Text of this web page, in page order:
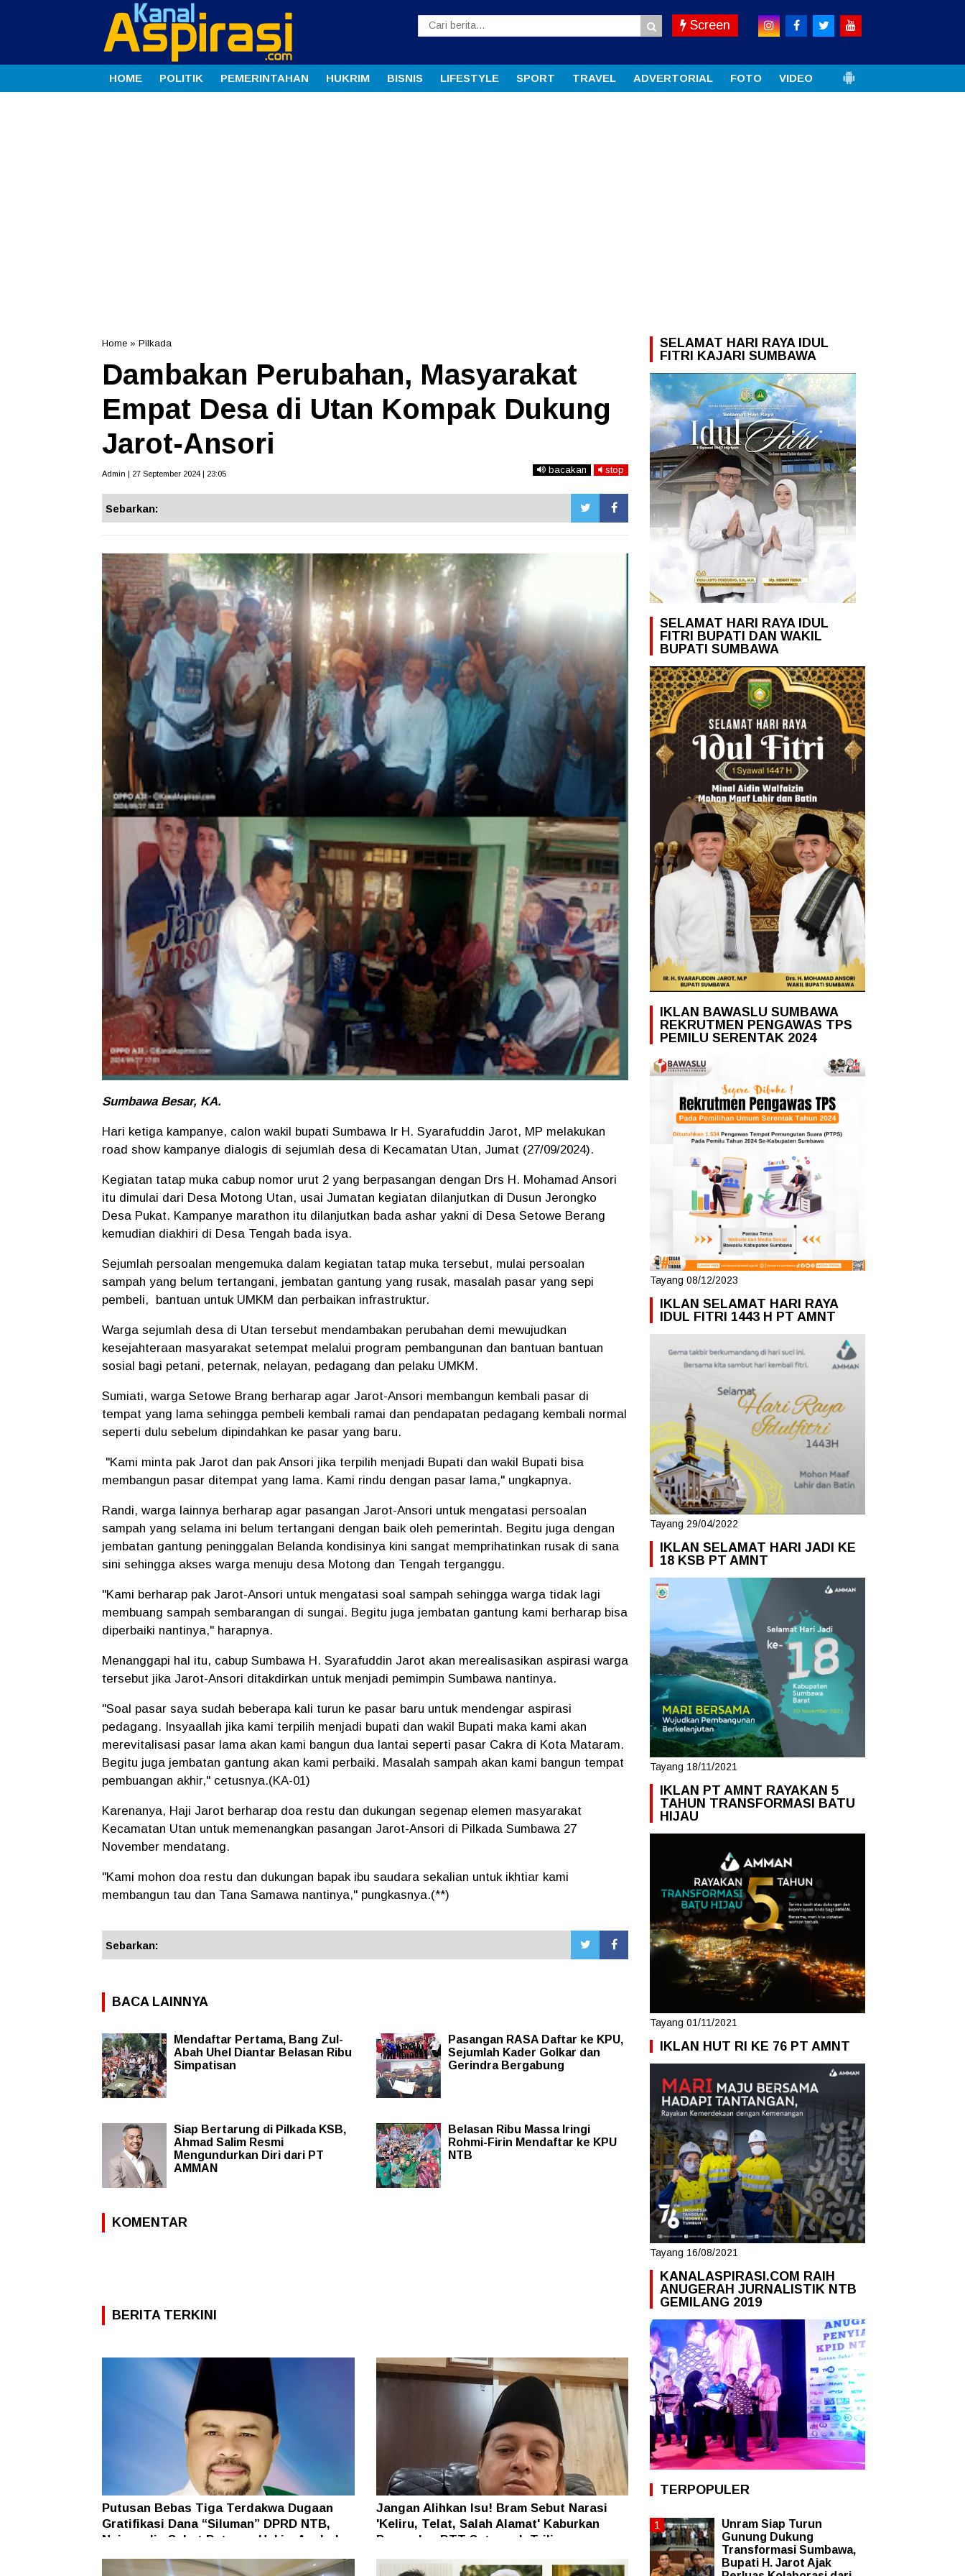
Screen
HOME POLITIK PEMERINTAHAN HUKRIM BISNIS LIFESTYLE SPORT TRAVEL ADVERTORIAL FOTO VIDEO
Home » Pilkada
Dambakan Perubahan, Masyarakat
Empat Desa di Utan Kompak Dukung
Jarot-Ansori
Admin | 27 September 2024 | 23:05 bacakan stop
Sebarkan:
Sumbawa Besar, KA.
Hari ketiga kampanye, calon wakil bupati Sumbawa Ir H. Syarafuddin Jarot, MP melakukan
road show kampanye dialogis di sejumlah desa di Kecamatan Utan, Jumat (27/09/2024).
Kegiatan tatap muka cabup nomor urut 2 yang berpasangan dengan Drs H. Mohamad Ansori
itu dimulai dari Desa Motong Utan, usai Jumatan kegiatan dilanjutkan di Dusun Jerongko
Desa Pukat. Kampanye marathon itu dilanjutkan bada ashar yakni di Desa Setowe Berang
kemudian diakhiri di Desa Tengah bada isya.
Sejumlah persoalan mengemuka dalam kegiatan tatap muka tersebut, mulai persoalan
sampah yang belum tertangani, jembatan gantung yang rusak, masalah pasar yang sepi
pembeli, bantuan untuk UMKM dan perbaikan infrastruktur.
Warga sejumlah desa di Utan tersebut mendambakan perubahan demi mewujudkan
kesejahteraan masyarakat setempat melalui program pembangunan dan bantuan bantuan
sosial bagi petani, peternak, nelayan, pedagang dan pelaku UMKM.
Sumiati, warga Setowe Brang berharap agar Jarot-Ansori membangun kembali pasar di
tempat yang lama sehingga pembeli kembali ramai dan pendapatan pedagang kembali normal
seperti dulu sebelum dipindahkan ke pasar yang baru.
"Kami minta pak Jarot dan pak Ansori jika terpilih menjadi Bupati dan wakil Bupati bisa
membangun pasar ditempat yang lama. Kami rindu dengan pasar lama," ungkapnya.
Randi, warga lainnya berharap agar pasangan Jarot-Ansori untuk mengatasi persoalan
sampah yang selama ini belum tertangani dengan baik oleh pemerintah. Begitu juga dengan
jembatan gantung peninggalan Belanda kondisinya kini sangat memprihatinkan rusak di sana
sini sehingga akses warga menuju desa Motong dan Tengah terganggu.
"Kami berharap pak Jarot-Ansori untuk mengatasi soal sampah sehingga warga tidak lagi
membuang sampah sembarangan di sungai. Begitu juga jembatan gantung kami berharap bisa
diperbaiki nantinya," harapnya.
Menanggapi hal itu, cabup Sumbawa H. Syarafuddin Jarot akan merealisasikan aspirasi warga
tersebut jika Jarot-Ansori ditakdirkan untuk menjadi pemimpin Sumbawa nantinya.
"Soal pasar saya sudah beberapa kali turun ke pasar baru untuk mendengar aspirasi
pedagang. Insyaallah jika kami terpilih menjadi bupati dan wakil Bupati maka kami akan
merevitalisasi pasar lama akan kami bangun dua lantai seperti pasar Cakra di Kota Mataram.
Begitu juga jembatan gantung akan kami perbaiki. Masalah sampah akan kami bangun tempat
pembuangan akhir," cetusnya.(KA-01)
Karenanya, Haji Jarot berharap doa restu dan dukungan segenap elemen masyarakat
Kecamatan Utan untuk memenangkan pasangan Jarot-Ansori di Pilkada Sumbawa 27
November mendatang.
"Kami mohon doa restu dan dukungan bapak ibu saudara sekalian untuk ikhtiar kami
membangun tau dan Tana Samawa nantinya," pungkasnya.(**)
Sebarkan:
BACA LAINNYA
Mendaftar Pertama, Bang Zul-
Abah Uhel Diantar Belasan Ribu
Simpatisan
Pasangan RASA Daftar ke KPU,
Sejumlah Kader Golkar dan
Gerindra Bergabung
Siap Bertarung di Pilkada KSB,
Ahmad Salim Resmi
Mengundurkan Diri dari PT
AMMAN
Belasan Ribu Massa Iringi
Rohmi-Firin Mendaftar ke KPU
NTB
KOMENTAR
BERITA TERKINI
Putusan Bebas Tiga Terdakwa Dugaan
Gratifikasi Dana “Siluman” DPRD NTB,
Najamudin Sebut Putusan Hakim Aneh dan
Ganjil
Jangan Alihkan Isu! Bram Sebut Narasi
'Keliru, Telat, Salah Alamat' Kaburkan
Persoalan BTT Setengah Triliun
SELAMAT HARI RAYA IDUL
FITRI KAJARI SUMBAWA
SELAMAT HARI RAYA IDUL
FITRI BUPATI DAN WAKIL
BUPATI SUMBAWA
IKLAN BAWASLU SUMBAWA
REKRUTMEN PENGAWAS TPS
PEMILU SERENTAK 2024
Tayang 08/12/2023
IKLAN SELAMAT HARI RAYA
IDUL FITRI 1443 H PT AMNT
Tayang 29/04/2022
IKLAN SELAMAT HARI JADI KE
18 KSB PT AMNT
Tayang 18/11/2021
IKLAN PT AMNT RAYAKAN 5
TAHUN TRANSFORMASI BATU
HIJAU
Tayang 01/11/2021
IKLAN HUT RI KE 76 PT AMNT
Tayang 16/08/2021
KANALASPIRASI.COM RAIH
ANUGERAH JURNALISTIK NTB
GEMILANG 2019
TERPOPULER
Unram Siap Turun
Gunung Dukung
Transformasi Sumbawa,
Bupati H. Jarot Ajak